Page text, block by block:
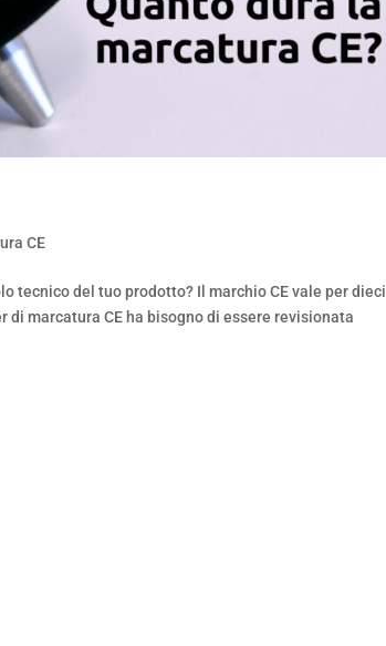
CE
tecnico del tuo prodotto? Il marchio CE vale per dieci
marcatura CE ha bisogno di essere revisionata